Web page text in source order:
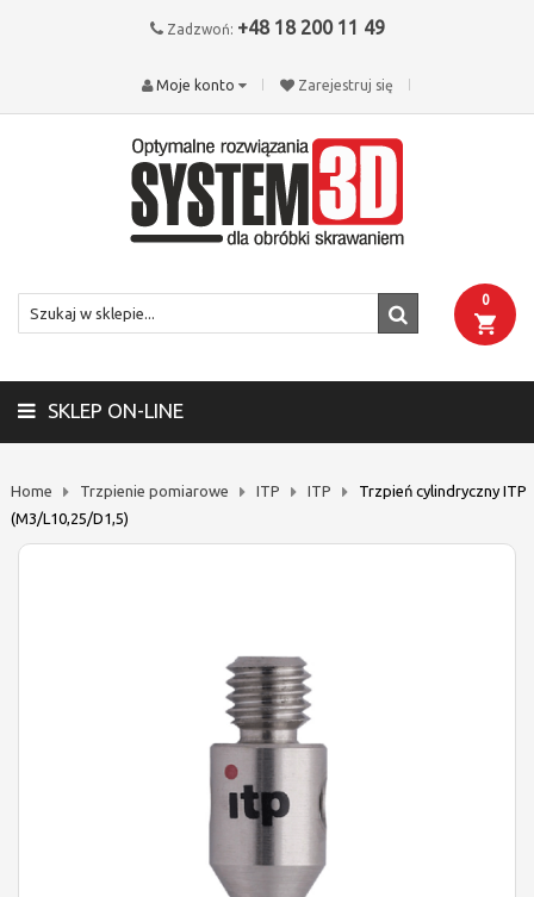
Zadzwoń: +48 18 200 11 49
Zarejestruj się
Moje konto
0
SKLEP ON-LINE
Home Trzpienie pomiarowe ITP ITP
Trzpień cylindryczny ITP
(M3/L10,25/D1,5)